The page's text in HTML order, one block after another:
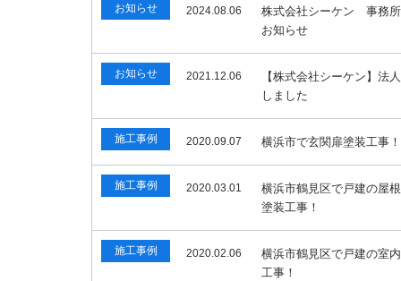
お知らせ 2024.08.06
株式会社シーケン 事務
お知らせ
お知らせ 2021.12.06
【株式会社シーケン】法
しました
施工事例 2020.09.07 横浜市で玄関扉塗装工事！
施工事例 2020.03.01
横浜市鶴見区で戸建の屋
塗装工事！
施工事例 2020.02.06
横浜市鶴見区で戸建の室
工事！